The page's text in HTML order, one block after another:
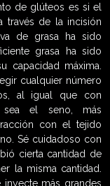
de glúteos es si el
través de la incisión
de grasa ha sido
grasa ha sido
capacidad máxima.
cualquier número
al igual que con
sea el seno, más
con el tejido
Sé cuidadoso con
cierta cantidad de
la misma cantidad.
inyecte más grandes